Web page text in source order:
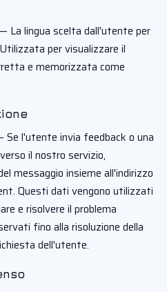
— La lingua scelta dall'utente per
per visualizzare il
e memorizzata come
Se l'utente invia feedback o una
il nostro servizio,
messaggio insieme all'indirizzo
Questi dati vengono utilizzati
e risolvere il problema
fino alla risoluzione della
dell'utente.